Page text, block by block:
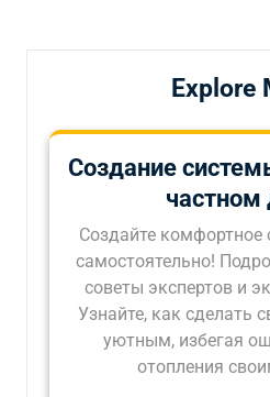
Explore
Создание
частном
Создайте комфортное
самостоятельно!
советы экспертов и
Узнайте, как сделать
уютным, избегая
отопления